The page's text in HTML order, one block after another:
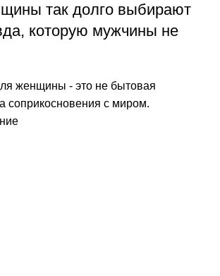
так долго выбирают
которую мужчины не
женщины - это не бытовая
соприкосновения с миром.